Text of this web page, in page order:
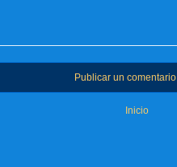
Publicar un comentario
Inicio